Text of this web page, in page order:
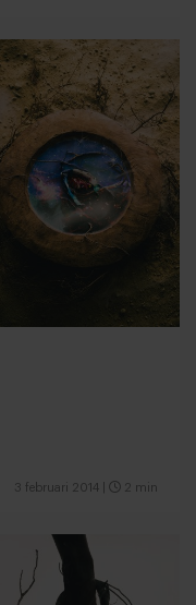
3 februari 2014 2 min